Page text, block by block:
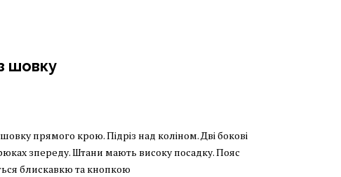
шовку
прямого крою. Підріз над коліном. Дві бокові
зпереду. Штани мають високу посадку. Пояс
блискавкю та кнопкою